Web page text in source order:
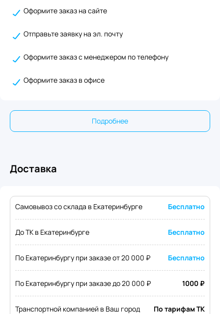
Оформите заказ на сайте
Отправьте заявку на эл. почту
Оформите заказ с менеджером по телефону
Оформите заказ в офисе
Подробнее
Доставка
Самовывоз со склада в Екатеринбурге Бесплатно
До ТК в Екатеринбурге Бесплатно
По Екатеринбургу при заказе от 20 000 ₽ Бесплатно
По Екатеринбургу при заказе до 20 000 ₽ 1000 ₽
Транспортной компанией в Ваш город По тарифам ТК